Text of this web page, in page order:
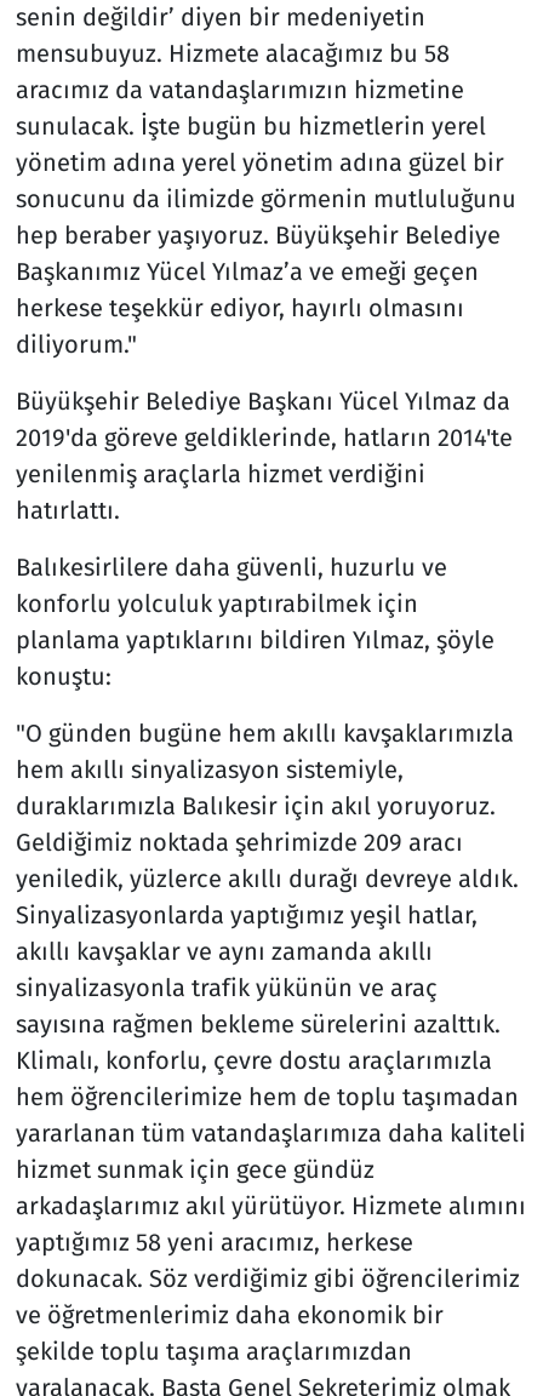
senin değildir’ diyen bir medeniyetin
mensubuyuz. Hizmete alacağımız bu 58
aracımız da vatandaşlarımızın hizmetine
sunulacak. İşte bugün bu hizmetlerin yerel
yönetim adına yerel yönetim adına güzel bir
sonucunu da ilimizde görmenin mutluluğunu
hep beraber yaşıyoruz. Büyükşehir Belediye
Başkanımız Yücel Yılmaz’a ve emeği geçen
herkese teşekkür ediyor, hayırlı olmasını
diliyorum."
Büyükşehir Belediye Başkanı Yücel Yılmaz da
2019'da göreve geldiklerinde, hatların 2014'te
yenilenmiş araçlarla hizmet verdiğini
hatırlattı.
Balıkesirlilere daha güvenli, huzurlu ve
konforlu yolculuk yaptırabilmek için
planlama yaptıklarını bildiren Yılmaz, şöyle
konuştu:
"O günden bugüne hem akıllı kavşaklarımızla
hem akıllı sinyalizasyon sistemiyle,
duraklarımızla Balıkesir için akıl yoruyoruz.
Geldiğimiz noktada şehrimizde 209 aracı
yeniledik, yüzlerce akıllı durağı devreye aldık.
Sinyalizasyonlarda yaptığımız yeşil hatlar,
akıllı kavşaklar ve aynı zamanda akıllı
sinyalizasyonla trafik yükünün ve araç
sayısına rağmen bekleme sürelerini azalttık.
Klimalı, konforlu, çevre dostu araçlarımızla
hem öğrencilerimize hem de toplu taşımadan
yararlanan tüm vatandaşlarımıza daha kaliteli
hizmet sunmak için gece gündüz
arkadaşlarımız akıl yürütüyor. Hizmete alımını
yaptığımız 58 yeni aracımız, herkese
dokunacak. Söz verdiğimiz gibi öğrencilerimiz
ve öğretmenlerimiz daha ekonomik bir
şekilde toplu taşıma araçlarımızdan
yaralanacak. Başta Genel Sekreterimiz olmak